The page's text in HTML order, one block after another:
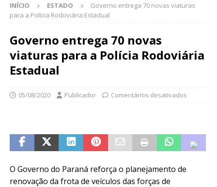
INÍCIO ESTADO
Governo entrega 70 novas viaturas
para a Polícia Rodoviária Estadual
Governo entrega 70 novas
viaturas para a Polícia Rodoviária
Estadual
05/08/2020 Publicador Comentários desativados
O Governo do Paraná reforça o planejamento de
renovação da frota de veículos das forças de